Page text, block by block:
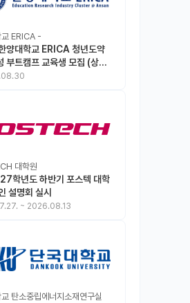
교 ERICA -
양대학교 ERICA 청년도약
부트캠프 교육생 모집 (상시
1차 마감 : ~8.30)
대학원
학년도 하반기 포스텍 대학
설명회 실시
~ 2026.08.13
탄소중립에너지소재연구실